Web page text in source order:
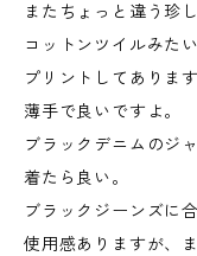
またちょっと違う珍
コットンツイルみた
プリントしてあります
薄手で良いですよ。
ブラックデニムのジ
着たら良い。
ブラックジーンズに
使用感ありますが、